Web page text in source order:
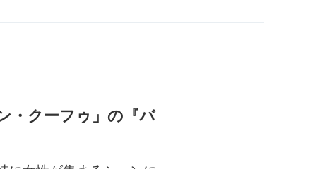
・クーフゥ」の『バ